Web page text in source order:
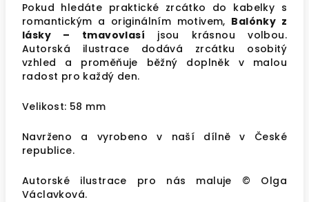
Pokud hledáte praktické zrcátko do kabelky s
romantickým a originálním motivem, Balónky z
lásky – tmavovlasí jsou krásnou volbou.
Autorská ilustrace dodává zrcátku osobitý
vzhled a proměňuje běžný doplněk v malou
radost pro každý den.
Velikost: 58 mm
Navrženo a vyrobeno v naší dílně v České
republice.
Autorské ilustrace pro nás maluje © Olga
Václavková.